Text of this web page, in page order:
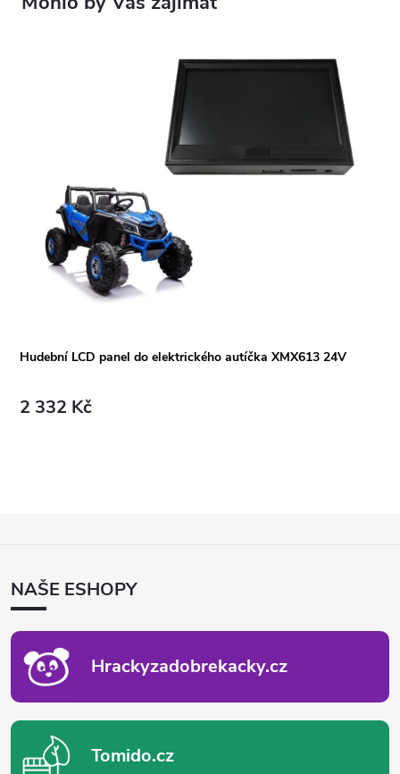
Hudební LCD panel do elektrického autíčka XMX613 24V
2 332 Kč
ANAŠE ESHOPY
Hrackyzadobrekacky.cz
Tomido.cz